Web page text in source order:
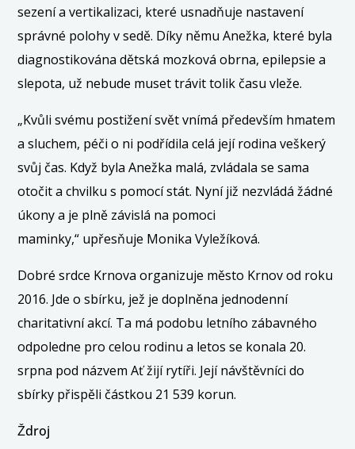
sezení a vertikalizaci, které usnadňuje nastavení
správné polohy v sedě. Díky němu Anežka, které byla
diagnostikována dětská mozková obrna, epilepsie a
slepota, už nebude muset trávit tolik času vleže.
„Kvůli svému postižení svět vnímá především hmatem
a sluchem, péči o ni podřídila celá její rodina veškerý
svůj čas. Když byla Anežka malá, zvládala se sama
otočit a chvilku s pomocí stát. Nyní již nezvládá žádné
úkony a je plně závislá na pomoci
maminky,“ upřesňuje Monika Vyležíková.
Dobré srdce Krnova organizuje město Krnov od roku
2016. Jde o sbírku, jež je doplněna jednodenní
charitativní akcí. Ta má podobu letního zábavného
odpoledne pro celou rodinu a letos se konala 20.
srpna pod názvem Ať žijí rytíři. Její návštěvníci do
sbírky přispěli částkou 21 539 korun.
Ždroj